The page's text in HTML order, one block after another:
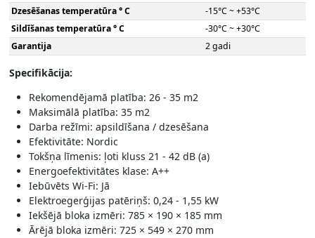
Dzesēšanas temperatūra ° C
-15°C ~ +53°C
Sildīšanas temperatūra ° C
-30°C ~ +30°C
Garantija
2 gadi
Specifikācija:
Rekomendējamā platība: 26 - 35 m2
Maksimālā platība: 35 m2
Darba režīmi: apsildīšana / dzesēšana
Efektivitāte: Nordic
Tokšņa līmenis: ļoti kluss 21 - 42 dB (a)
Energoefektivitātes klase: A++
Iebūvēts Wi-Fi: Jā
Elektroegerģijas patēriņš: 0,24 - 1,55 kW
Iekšējā bloka izmēri: 785 × 190 × 185 mm
Ārējā bloka izmēri: 725 × 549 × 270 mm